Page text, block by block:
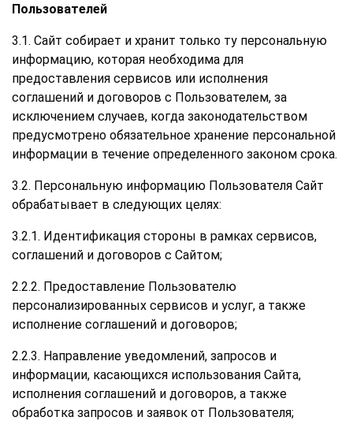
Пользователей
3.1. Сайт собирает и хранит только ту персональную
информацию, которая необходима для
предоставления сервисов или исполнения
соглашений и договоров с Пользователем, за
исключением случаев, когда законодательством
предусмотрено обязательное хранение персональной
информации в течение определенного законом срока.
3.2. Персональную информацию Пользователя Сайт
обрабатывает в следующих целях:
3.2.1. Идентификация стороны в рамках сервисов,
соглашений и договоров с Сайтом;
2.2.2. Предоставление Пользователю
персонализированных сервисов и услуг, а также
исполнение соглашений и договоров;
2.2.3. Направление уведомлений, запросов и
информации, касающихся использования Сайта,
исполнения соглашений и договоров, а также
обработка запросов и заявок от Пользователя;